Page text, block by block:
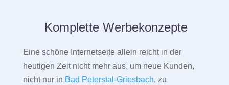
Komplette Werbekonzepte
Eine schöne Internetseite allein reicht in der
heutigen Zeit nicht mehr aus, um neue Kunden,
nicht nur in Bad Peterstal-Griesbach, zu